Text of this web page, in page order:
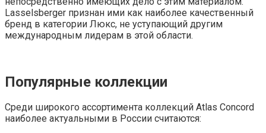
Lasselsberger признан ими как наиболее качественный
бренд в категории Люкс, не уступающий другим
международным лидерам в этой области.
Популярные коллекции
Среди широкого ассортимента коллекций Atlas Concord
наиболее актуальными в России считаются: